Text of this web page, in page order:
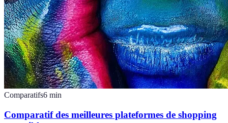
Comparatifs6 min
Comparatif des meilleures plateformes de shopping